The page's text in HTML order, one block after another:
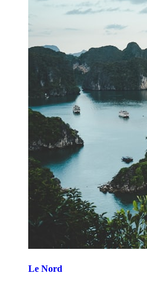
Le Nord